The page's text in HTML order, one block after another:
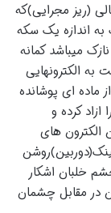
(ریز مجرایی)که
اندازه یک سکه
شیشه ای نازک میباشد کمانه
ای نازک 8درجه نسبت به الکترونهایی
ماده ای پوشانده
ازاد کرده و
الکترون های
خلبان اشکار
در مقابل چشمان